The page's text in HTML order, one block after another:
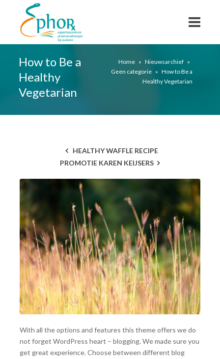
How to Be a
Healthy
Vegetarian
Home » Nieuwsarchief »
Geen categorie » How to Be a
Healthy Vegetarian
HEALTHY WAFFLE RECIPE
PROMOTIE KAREN KEIJSERS
With all the options and features this theme offers we do
not forget WordPress heart – blogging. We made sure you
get great experience. Choose between different blog